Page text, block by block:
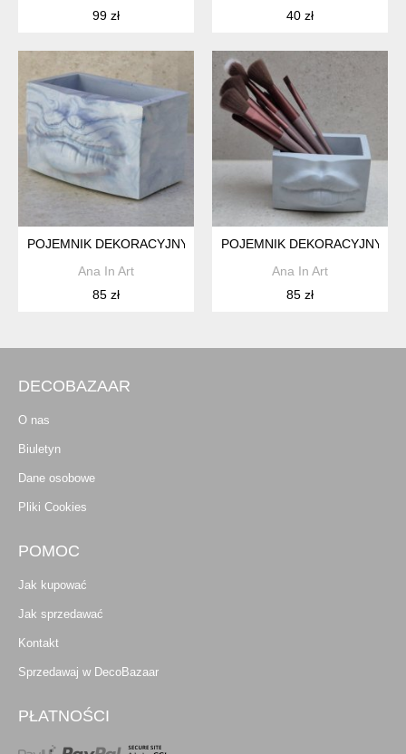
99 zł
40 zł
POJEMNIK DEKORACYJNY USTA - NIEBIESKI MARMUR
Ana In Art
85 zł
POJEMNIK DEKORACYJNY
Ana In Art
85 zł
DECOBAZAAR
O nas
Biuletyn
Dane osobowe
Pliki Cookies
POMOC
Jak kupować
Jak sprzedawać
Kontakt
Sprzedawaj w DecoBazaar
PŁATNOŚCI